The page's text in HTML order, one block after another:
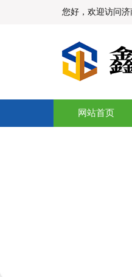
您好，欢迎访问济
网站首页